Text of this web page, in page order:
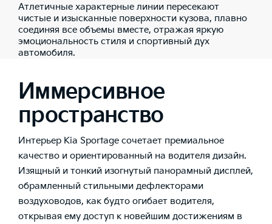
Атлетичные характерные линии пересекают
чистые и изысканные поверхности кузова, плавно
соединяя все объемы вместе, отражая яркую
эмоциональность стиля и спортивный дух
автомобиля.
Иммерсивное
пространство
Интерьер Kia Sportage сочетает премиальное
качество и ориентированный на водителя дизайн.
Изящный и тонкий изогнутый панорамный дисплей,
обрамленный стильными дефлекторами
воздуховодов, как будто огибает водителя,
открывая ему доступ к новейшим достижениям в